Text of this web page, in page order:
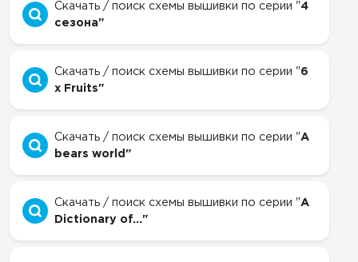
Скачать / поиск схемы вышивки по серии "4
сезона"
Скачать / поиск схемы вышивки по серии "6
x Fruits"
Скачать / поиск схемы вышивки по серии "A
bears world"
Скачать / поиск схемы вышивки по серии "A
Dictionary of..."